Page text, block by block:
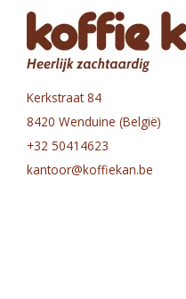
Kerkstraat 84
8420 Wenduine (België)
+32 50414623
kantoor@koffiekan.be